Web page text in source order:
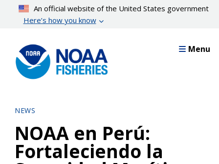
content
An official website of the United States government
Here’s how you know
Menu
NEWS
NOAA en Perú:
Fortaleciendo la